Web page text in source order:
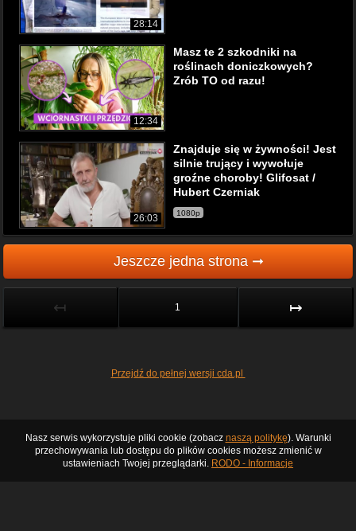
28:14
12:34
Masz te 2 szkodniki na
roślinach doniczkowych?
Zrób TO od razu!
26:03
Znajduje się w żywności! Jest
silnie trujący i wywołuje
groźne choroby! Glifosat /
Hubert Czerniak
1080p
Jeszcze jedna strona ➞
↤ 1 ↦
Przejdź do pełnej wersji cda.pl
Nasz serwis wykorzystuje pliki cookie (zobacz naszą politykę). Warunki
przechowywania lub dostępu do plików cookies możesz zmienić w
ustawieniach Twojej przeglądarki. RODO - Informacje